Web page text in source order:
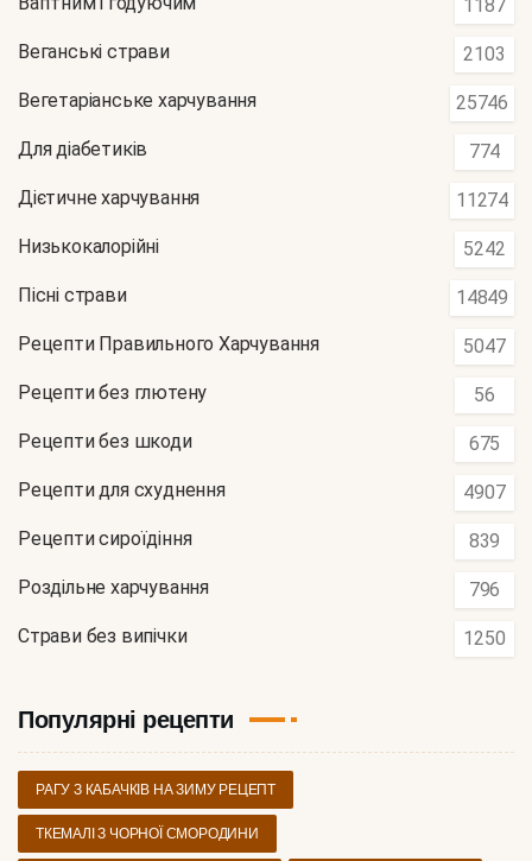
1187
Веганські страви 2103
Вегетаріанське харчування 25746
Для діабетиків 774
Дієтичне харчування 11274
Низькокалорійні 5242
Пісні страви 14849
Рецепти Правильного Харчування 5047
Рецепти без глютену 56
Рецепти без шкоди 675
Рецепти для схуднення 4907
Рецепти сироїдіння 839
Роздільне харчування 796
Страви без випічки 1250
Популярні рецепти
РАГУ З КАБАЧКІВ НА ЗИМУ РЕЦЕПТ
ТКЕМАЛІ З ЧОРНОЇ СМОРОДИНИ